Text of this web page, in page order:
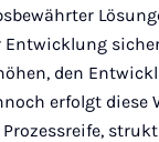
den
erfolgt